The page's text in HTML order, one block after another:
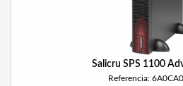
Salicru SPS 1100
Referencia: